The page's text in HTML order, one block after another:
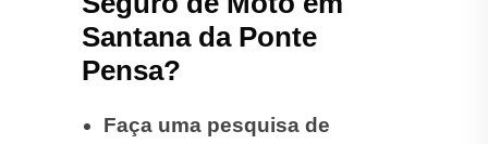
Santana da Ponte
Pensa?
Faça uma pesquisa de